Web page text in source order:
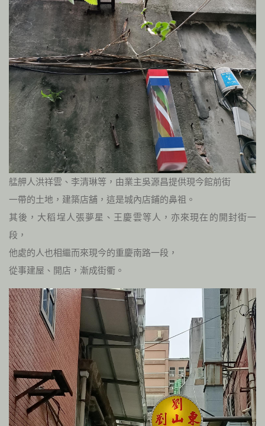
艋舺人洪祥雲、李清琳等，由業主吳源昌提供現今館前街
一帶的土地，建築店舖，這是城內店鋪的鼻祖。
其後，大稻埕人張夢星、王慶雲等人，亦來現在的開封街一
段，
他處的人也相繼而來現今的重慶南路一段，
從事建屋、開店，漸成街衢。